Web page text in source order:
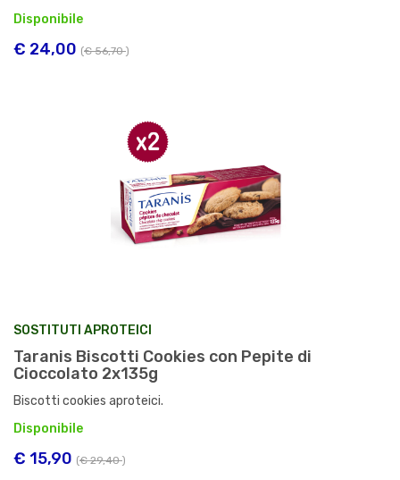
Disponibile
€ 24,00 (€ 56,70)
SOSTITUTI APROTEICI
Taranis Biscotti Cookies con Pepite di
Cioccolato 2x135g
Biscotti cookies aproteici.
Disponibile
€ 15,90 (€ 29,40)